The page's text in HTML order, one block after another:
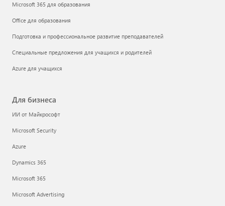
Microsoft 365 для образования
Office для образования
Подготовка и профессиональное развитие преподавателей
Специальные предложения для учащихся и родителей
Azure для учащихся
Для бизнеса
ИИ от Майкрософт
Microsoft Security
Azure
Dynamics 365
Microsoft 365
Microsoft Advertising